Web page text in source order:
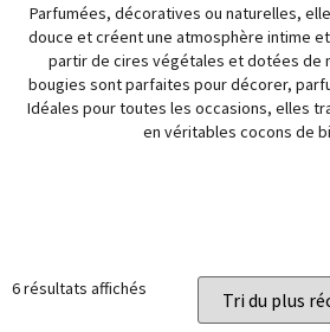
Parfumées, décoratives ou naturelles,
douce et créent une atmosphère intime
partir de cires végétales et dotées de
bougies sont parfaites pour décorer,
Idéales pour toutes les occasions, elles
en véritables cocons de
6 résultats affichés